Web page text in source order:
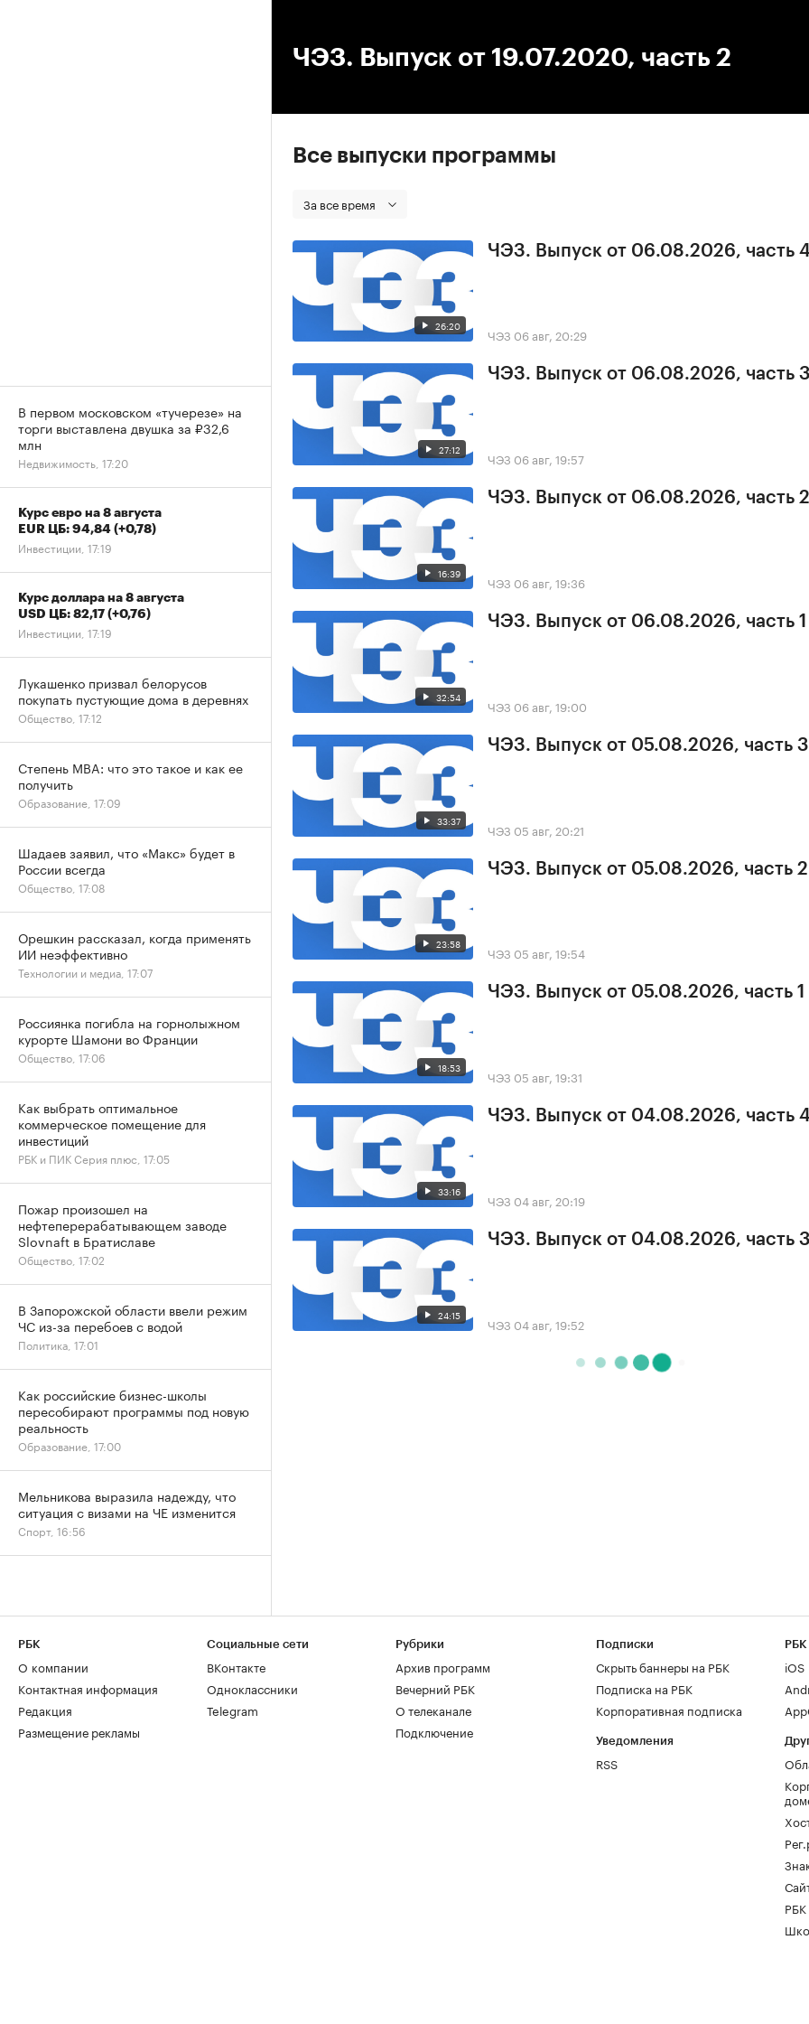
ЧЭЗ. Выпуск от 19.07.2020, часть 2
Все выпуски программы
За все время
26:20
ЧЭЗ. Выпуск от 06.08.2026, часть
ЧЭЗ 06 авг, 20:29
27:12
ЧЭЗ. Выпуск от 06.08.2026, часть
ЧЭЗ 06 авг, 19:57
16:39
ЧЭЗ. Выпуск от 06.08.2026, часть 2
ЧЭЗ 06 авг, 19:36
32:54
ЧЭЗ. Выпуск от 06.08.2026, часть 1
ЧЭЗ 06 авг, 19:00
33:37
ЧЭЗ. Выпуск от 05.08.2026, часть 3
ЧЭЗ 05 авг, 20:21
23:58
ЧЭЗ. Выпуск от 05.08.2026, часть 2
ЧЭЗ 05 авг, 19:54
18:53
ЧЭЗ. Выпуск от 05.08.2026, часть 1
ЧЭЗ 05 авг, 19:31
33:16
ЧЭЗ. Выпуск от 04.08.2026, часть
ЧЭЗ 04 авг, 20:19
24:15
ЧЭЗ. Выпуск от 04.08.2026, часть
ЧЭЗ 04 авг, 19:52
В первом московском «тучерезе» на
торги выставлена двушка за ₽32,6
млн
Недвижимость, 17:20
Курс евро на 8 августа
EUR ЦБ: 94,84 (+0,78)
Инвестиции, 17:19
Курс доллара на 8 августа
USD ЦБ: 82,17 (+0,76)
Инвестиции, 17:19
Лукашенко призвал белорусов
покупать пустующие дома в деревнях
Общество, 17:12
Степень MBA: что это такое и как ее
получить
Образование, 17:09
Шадаев заявил, что «Макс» будет в
России всегда
Общество, 17:08
Орешкин рассказал, когда применять
ИИ неэффективно
Технологии и медиа, 17:07
Россиянка погибла на горнолыжном
курорте Шамони во Франции
Общество, 17:06
Как выбрать оптимальное
коммерческое помещение для
инвестиций
РБК и ПИК Серия плюс, 17:05
Пожар произошел на
нефтеперерабатывающем заводе
Slovnaft в Братиславе
Общество, 17:02
В Запорожской области ввели режим
ЧС из-за перебоев с водой
Политика, 17:01
Как российские бизнес-школы
пересобирают программы под новую
реальность
Образование, 17:00
Мельникова выразила надежду, что
ситуация с визами на ЧЕ изменится
Спорт, 16:56
РБК
О компании
Контактная информация
Редакция
Размещение рекламы
Социальные сети
ВКонтакте
Одноклассники
Telegram
Рубрики
Архив программ
Вечерний РБК
О телеканале
Подключение
Подписки
Скрыть баннеры на РБК
Подписка на РБК
Корпоративная подписка
Уведомления
RSS
РБК
iOS